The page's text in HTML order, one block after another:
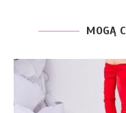
MOGĄ